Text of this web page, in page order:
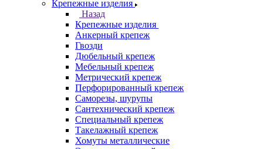
Крепежные изделия
Назад
Крепежные изделия
Анкерный крепеж
Гвозди
Дюбельный крепеж
Мебельный крепеж
Метрический крепеж
Перфорированный крепеж
Саморезы, шурупы
Сантехнический крепеж
Специальный крепеж
Такелажный крепеж
Хомуты металлические